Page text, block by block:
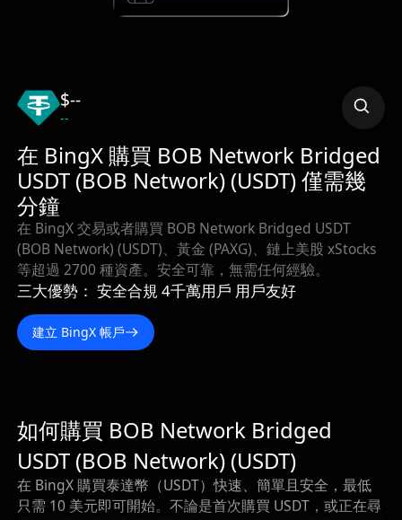
$--
--
在 BingX 購買 BOB Network Bridged
USDT (BOB Network) (USDT) 僅需幾
分鐘
在 BingX 交易或者購買 BOB Network Bridged USDT
(BOB Network) (USDT)、黃金 (PAXG)、鏈上美股 xStocks
等超過 2700 種資產。安全可靠，無需任何經驗。
三大優勢： 安全合規 4千萬用戶 用戶友好
建立 BingX 帳戶
如何購買 BOB Network Bridged
USDT (BOB Network) (USDT)
在 BingX 購買泰達幣（USDT）快速、簡單且安全，最低
只需 10 美元即可開始。不論是首次購買 USDT，或正在尋